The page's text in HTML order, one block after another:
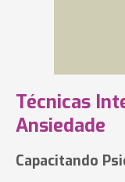
Técnicas
Ansiedade
Capacitando